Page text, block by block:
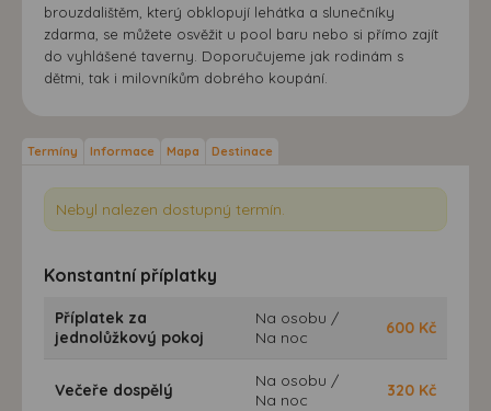
brouzdalištěm, který obklopují lehátka a slunečníky
zdarma, se můžete osvěžit u pool baru nebo si přímo zajít
do vyhlášené taverny. Doporučujeme jak rodinám s
dětmi, tak i milovníkům dobrého koupání.
Termíny Informace Mapa Destinace
Nebyl nalezen dostupný termín.
Konstantní příplatky
Příplatek za
jednolůžkový pokoj
Na osobu /
Na noc
600 Kč
Večeře dospělý
Na osobu /
Na noc
320 Kč